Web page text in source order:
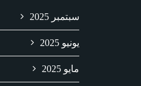
سبتمبر 2025
يونيو 2025
مايو 2025